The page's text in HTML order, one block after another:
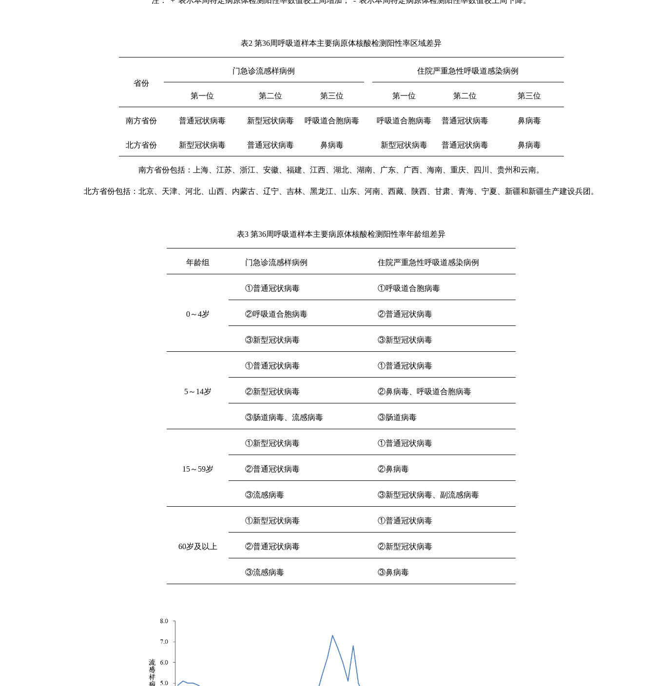
表2 第36周呼吸道样本主要病原体核酸检测阳性率区域差异
省份
门急诊流感样病例 住院严重急性呼吸道感染病例
第一位 第二位 第三位 第一位 第二位 第三位
南方省份 普通冠状病毒 新型冠状病毒 呼吸道合胞病毒 呼吸道合胞病毒 普通冠状病毒 鼻病毒
北方省份 新型冠状病毒 普通冠状病毒 鼻病毒 新型冠状病毒 普通冠状病毒 鼻病毒
南方省份包括：上海、江苏、浙江、安徽、福建、江西、湖北、湖南、广东、广西、海南、重庆、四川、贵州和云南。
北方省份包括：北京、天津、河北、山西、内蒙古、辽宁、吉林、黑龙江、山东、河南、西藏、陕西、甘肃、青海、宁夏、新疆和新疆生产建设兵团。
表3 第36周呼吸道样本主要病原体核酸检测阳性率年龄组差异
年龄组 门急诊流感样病例 住院严重急性呼吸道感染病例
0～4岁
①普通冠状病毒 ①呼吸道合胞病毒
②呼吸道合胞病毒 ②普通冠状病毒
③新型冠状病毒 ③新型冠状病毒
5～ 14岁
①普通冠状病毒 ①普通冠状病毒
②新型冠状病毒 ②鼻病毒、呼吸道合胞病毒
③肠道病毒、流感病毒 ③肠道病毒
15～ 59岁
①新型冠状病毒 ①普通冠状病毒
②普通冠状病毒 ②鼻病毒
③流感病毒 ③新型冠状病毒、副流感病毒
60岁及以上
①新型冠状病毒 ①普通冠状病毒
②普通冠状病毒 ②新型冠状病毒
③流感病毒 ③鼻病毒